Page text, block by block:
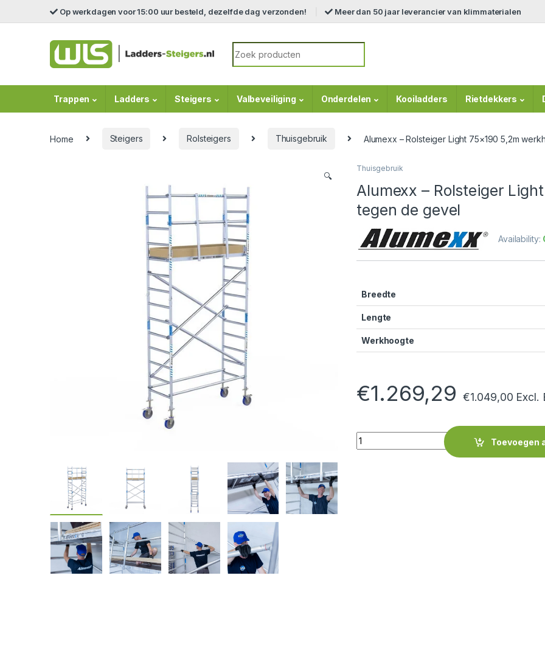
Skip to navigation
Skip to content Op werkdagen voor 15:00 uur besteld, dezelfde dag verzonden! Meer dan 50 jaar leverancier van klimmaterialen
Search for:
Trappen Ladders Steigers Valbeveiliging Onderdelen Kooiladders Rietdekkers
Home Steigers Rolsteigers Thuisgebruik Alumexx – Rolsteiger Light 75×190 5,2m
🔍
Thuisgebruik
Alumexx – Rolsteiger
tegen de gevel
Availability:
Breedte
Lengte
Werkhoogte
€1.269,29 €1.049,00 Excl.
Quantity
Toevoegen